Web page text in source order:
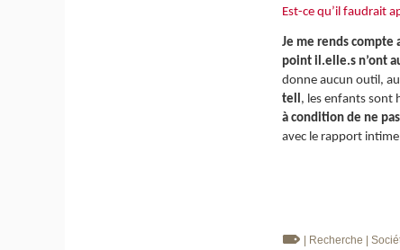
Est-ce qu’il faudrait
Je me rends compte
point il.elle.s n’ont
donne aucun outil,
tell , les enfants sont
à condition de ne
avec le rapport
| Recherche |